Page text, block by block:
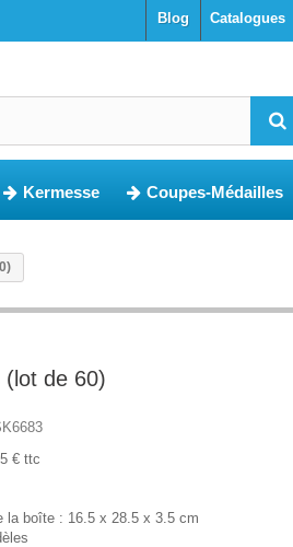
Catalogues
blog
Kermesse Coupes-Médailles
(lot de 60)
€ ttc
la boîte : 16.5 x 28.5 x 3.5 cm